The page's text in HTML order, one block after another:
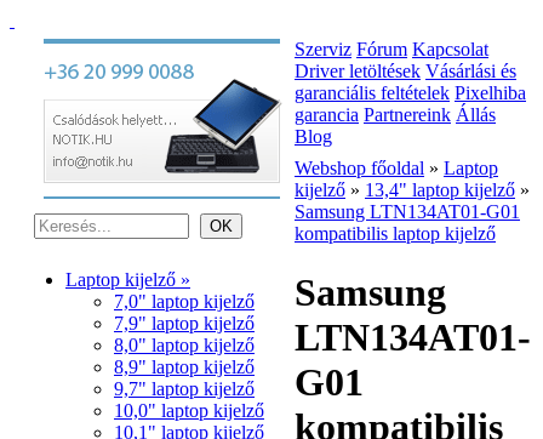
Laptop kijelző »
7,0" laptop kijelző
7,9" laptop kijelző
8,0" laptop kijelző
8,9" laptop kijelző
9,7" laptop kijelző
10,0" laptop kijelző
10,1" laptop kijelző
Szerviz Fórum Kapcsolat
Driver letöltések Vásárlási és
garanciális feltételek Pixelhiba
garancia Partnereink Állás
Blog
Webshop főoldal » Laptop
kijelző » 13,4" laptop kijelző »
Samsung LTN134AT01-G01
kompatibilis laptop kijelző
Samsung
LTN134AT01-
G01
kompatibilis